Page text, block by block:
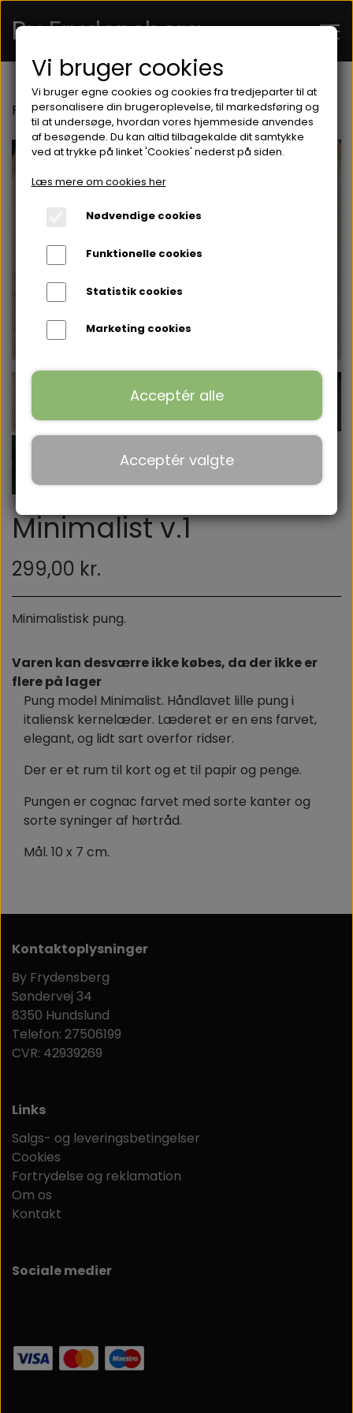
By Frydensberg
FORSIDE
OM MIG
WEBSHOP
HYLDER
PUNGE OG KORTHOLDER
BÆLTER
HUNDEHALSBÅND
ACCESSORIES.
Forside Punge og kortholder Minimalist v.1
Minimalist v.1
299,00 kr.
Minimalistisk pung.
Varen kan desværre ikke købes, da der ikke er
flere på lager
Pung model Minimalist. Håndlavet lille pung i
italiensk kernelæder. Læderet er en ens farvet,
elegant, og lidt sart overfor ridser.
Der er et rum til kort og et til papir og penge.
Pungen er cognac farvet med sorte kanter og
sorte syninger af hørtråd.
Mål. 10 x 7 cm.
Kontaktoplysninger
By Frydensberg
Søndervej 34
8350 Hundslund
Telefon: 27506199
CVR: 42939269
Links
Salgs- og leveringsbetingelser
Cookies
Fortrydelse og reklamation
Om os
Kontakt
Sociale medier
Vi bruger cookies
Vi bruger egne cookies og cookies fra tredjeparter til at
personalisere din brugeroplevelse, til markedsføring og
til at undersøge, hvordan vores hjemmeside anvendes
af besøgende. Du kan altid tilbagekalde dit samtykke
ved at trykke på linket 'Cookies' nederst på siden.
Læs mere om cookies her
Nødvendige cookies
Funktionelle cookies
Statistik cookies
Marketing cookies
Acceptér alle
Acceptér valgte